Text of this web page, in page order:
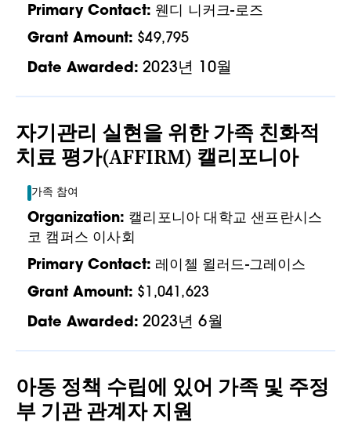
Primary Contact: 웬디 니커크-로즈
Grant Amount: $49,795
Date Awarded: 2023년 10월
자기관리 실현을 위한 가족 친화적
치료 평가(AFFIRM) 캘리포니아
가족 참여
Organization: 캘리포니아 대학교 샌프란시스
코 캠퍼스 이사회
Primary Contact: 레이첼 윌러드-그레이스
Grant Amount: $1,041,623
Date Awarded: 2023년 6월
아동 정책 수립에 있어 가족 및 주정
부 기관 관계자 지원